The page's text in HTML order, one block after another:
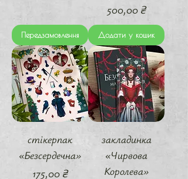
Передзамовлення
Ціна
500,00 ₴
Додати у кошик
стікерпак
«Безсердечна»
Ціна
175,00 ₴
закладинка
«Чирвова
Королева»